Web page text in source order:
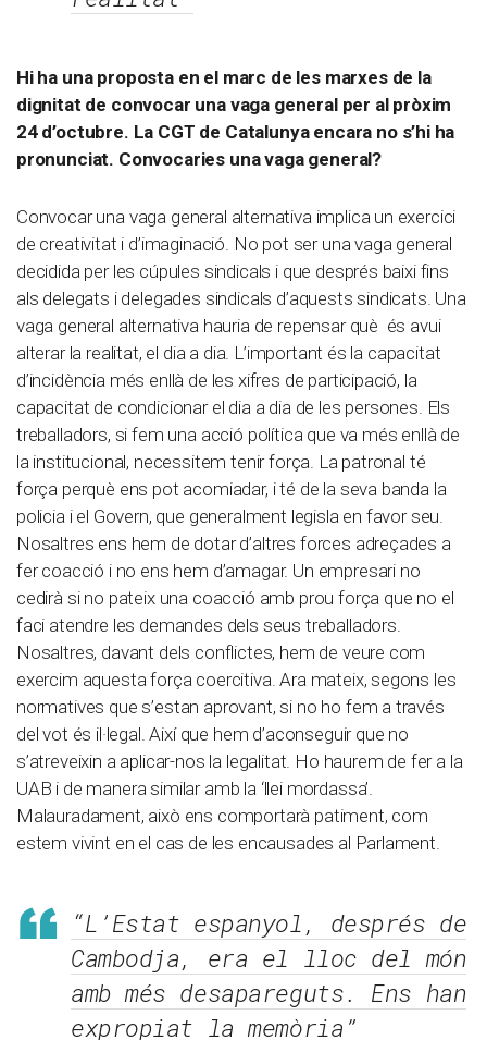
Hi ha una proposta en el marc de les marxes de la
dignitat de convocar una vaga general per al pròxim
24 d’octubre. La CGT de Catalunya encara no s’hi ha
pronunciat. Convocaries una vaga general?
Convocar una vaga general alternativa implica un exercici
de creativitat i d’imaginació. No pot ser una vaga general
decidida per les cúpules sindicals i que després baixi fins
als delegats i delegades sindicals d’aquests sindicats. Una
vaga general alternativa hauria de repensar què és avui
alterar la realitat, el dia a dia. L’important és la capacitat
d’incidència més enllà de les xifres de participació, la
capacitat de condicionar el dia a dia de les persones. Els
treballadors, si fem una acció política que va més enllà de
la institucional, necessitem tenir força. La patronal té
força perquè ens pot acomiadar, i té de la seva banda la
policia i el Govern, que generalment legisla en favor seu.
Nosaltres ens hem de dotar d’altres forces adreçades a
fer coacció i no ens hem d’amagar. Un empresari no
cedirà si no pateix una coacció amb prou força que no el
faci atendre les demandes dels seus treballadors.
Nosaltres, davant dels conflictes, hem de veure com
exercim aquesta força coercitiva. Ara mateix, segons les
normatives que s’estan aprovant, si no ho fem a través
del vot és il·legal. Així que hem d’aconseguir que no
s’atreveixin a aplicar-nos la legalitat. Ho haurem de fer a la
UAB i de manera similar amb la ‘llei mordassa’.
Malauradament, això ens comportarà patiment, com
estem vivint en el cas de les encausades al Parlament.
“L’Estat espanyol, després de
Cambodja, era el lloc del món
amb més desapareguts. Ens han
expropiat la memòria”